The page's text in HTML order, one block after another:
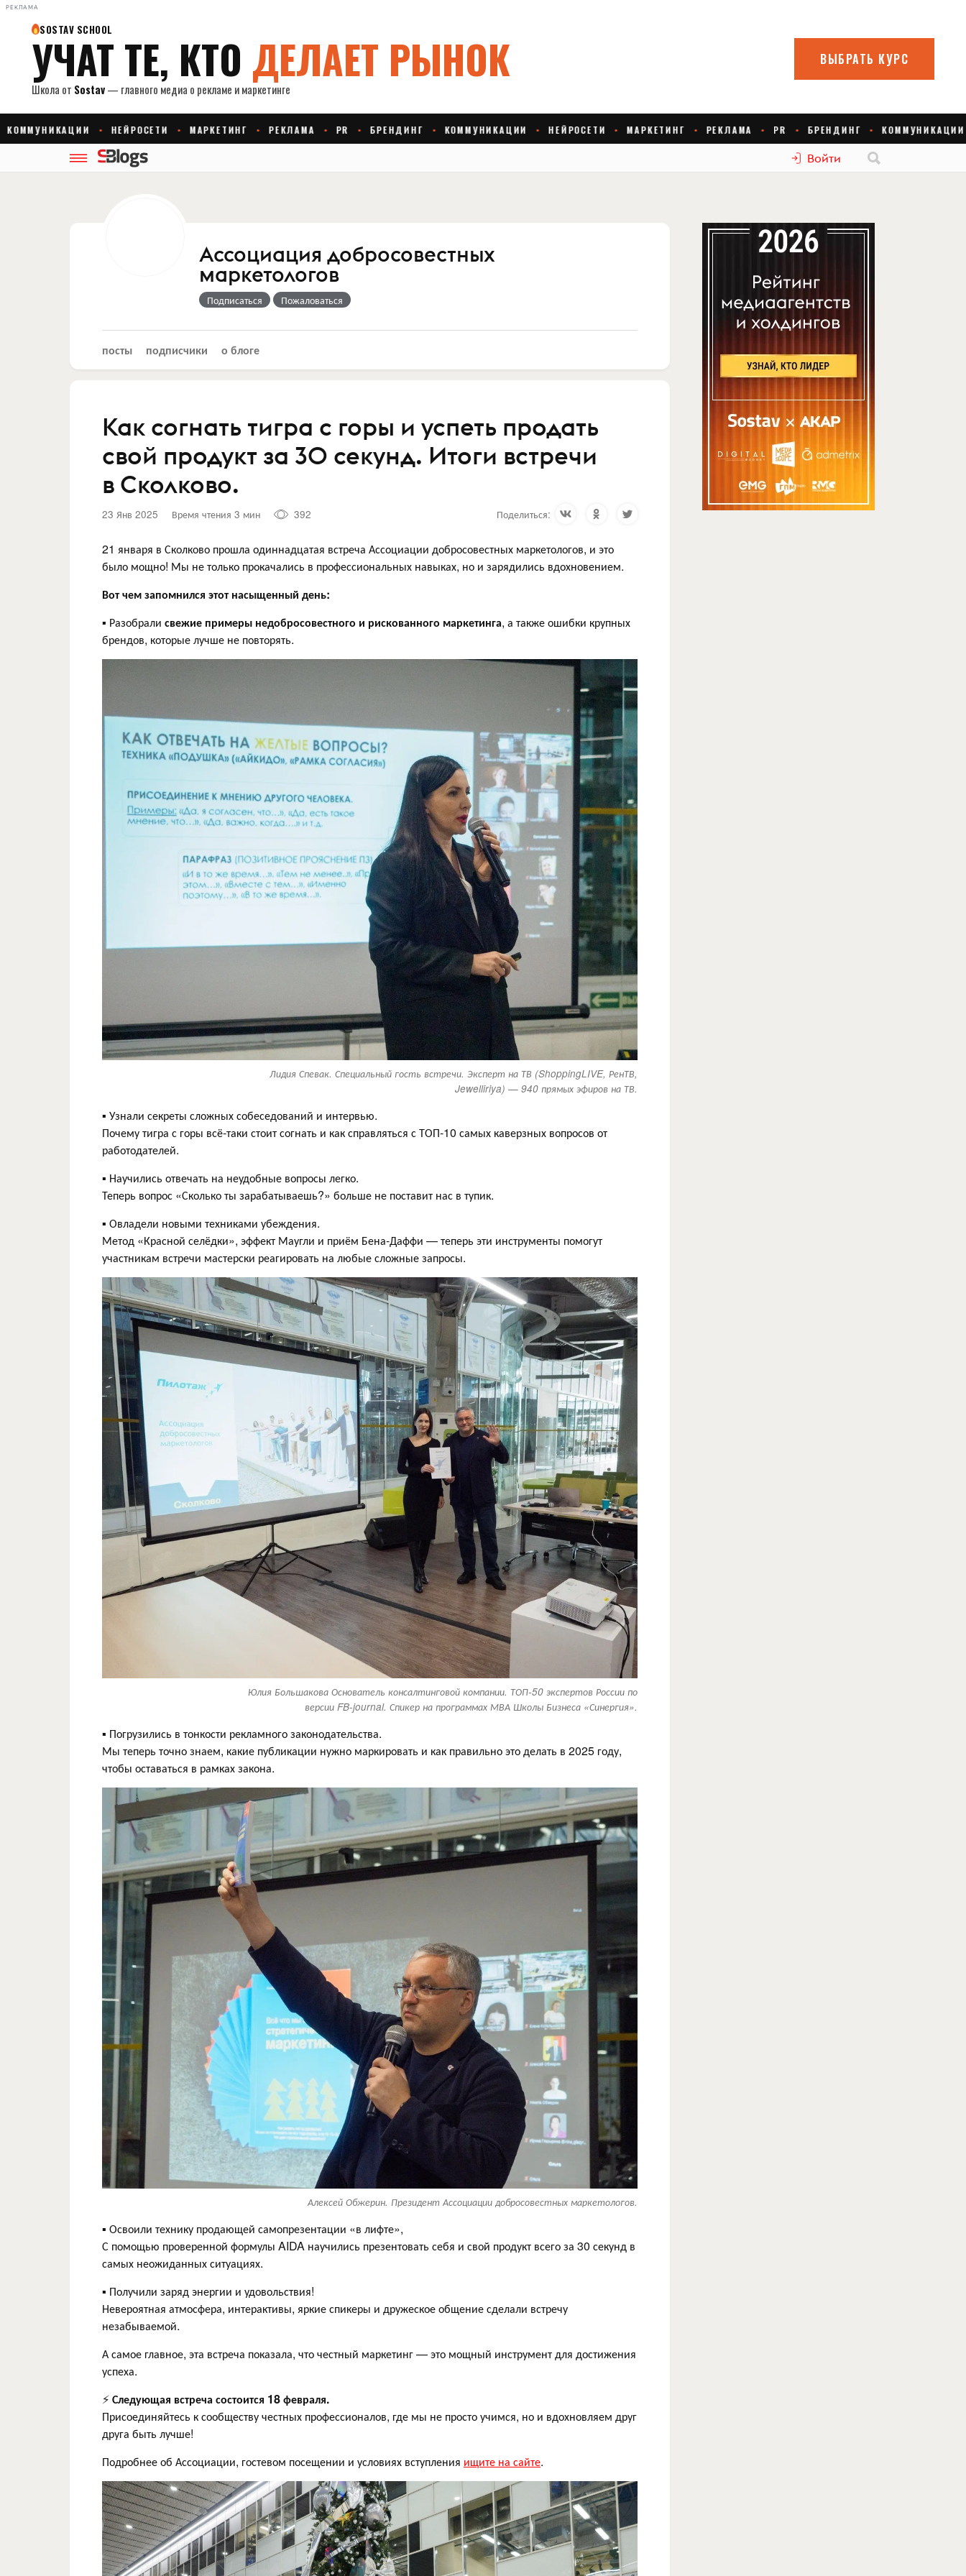
РЕКЛАМА
Войти
Ассоциация добросовестных
маркетологов
Подписаться Пожаловаться
посты подписчики о блоге
Как согнать тигра с горы и успеть продать
свой продукт за 30 секунд. Итоги встречи
в Сколково.
23 Янв 2025 Время чтения 3 мин 392 Поделиться:
21 января в Сколково прошла одиннадцатая встреча Ассоциации добросовестных маркетологов, и это
было мощно! Мы не только прокачались в профессиональных навыках, но и зарядились вдохновением.
Вот чем запомнился этот насыщенный день:
▪️ Разобрали свежие примеры недобросовестного и рискованного маркетинга, а также ошибки крупных
брендов, которые лучше не повторять.
Лидия Спевак. Специальный гость встречи. Эксперт на ТВ (ShoppingLIVE, РенТВ,
Jewelliriya) — 940 прямых эфиров на ТВ.
▪️ Узнали секреты сложных собеседований и интервью.
Почему тигра с горы всё-таки стоит согнать и как справляться с ТОП-10 самых каверзных вопросов от
работодателей.
▪️ Научились отвечать на неудобные вопросы легко.
Теперь вопрос «Сколько ты зарабатываешь?» больше не поставит нас в тупик.
▪️ Овладели новыми техниками убеждения.
Метод «Красной селёдки», эффект Маугли и приём Бена-Даффи — теперь эти инструменты помогут
участникам встречи мастерски реагировать на любые сложные запросы.
Юлия Большакова Основатель консалтинговой компании. ТОП-50 экспертов России по
версии FB-journal. Спикер на программах МВА Школы Бизнеса «Синергия».
▪️ Погрузились в тонкости рекламного законодательства.
Мы теперь точно знаем, какие публикации нужно маркировать и как правильно это делать в 2025 году,
чтобы оставаться в рамках закона.
Алексей Обжерин. Президент Ассоциации добросовестных маркетологов.
▪️ Освоили технику продающей самопрезентации «в лифте»,
С помощью проверенной формулы AIDA научились презентовать себя и свой продукт всего за 30 секунд в
самых неожиданных ситуациях.
▪️ Получили заряд энергии и удовольствия!
Невероятная атмосфера, интерактивы, яркие спикеры и дружеское общение сделали встречу
незабываемой.
А самое главное, эта встреча показала, что честный маркетинг — это мощный инструмент для достижения
успеха.
⚡Следующая встреча состоится 18 февраля.
Присоединяйтесь к сообществу честных профессионалов, где мы не просто учимся, но и вдохновляем друг
друга быть лучше!
Подробнее об Ассоциации, гостевом посещении и условиях вступления ищите на сайте.